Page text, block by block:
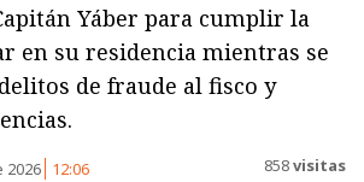
Yáber para cumplir la
en su residencia mientras se
de fraude al fisco y
2026 12:06 858visitas